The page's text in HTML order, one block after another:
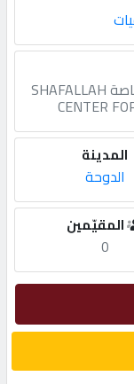
مركز شفا الله للأطفال ذوي الاحتياجات الخاصة SHAFALLAH
CENTER
المدينة
الدوحة
المقيّمين
0